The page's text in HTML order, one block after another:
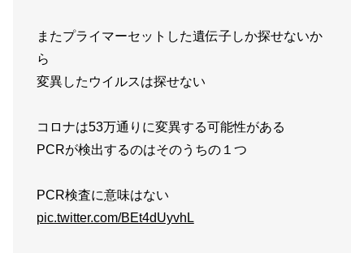
またプライマーセットした遺伝子しか探せないか
ら
変異したウイルスは探せない
コロナは53万通りに変異する可能性がある
PCRが検出するのはそのうちの１つ
PCR検査に意味はない
pic.twitter.com/BEt4dUyvhL